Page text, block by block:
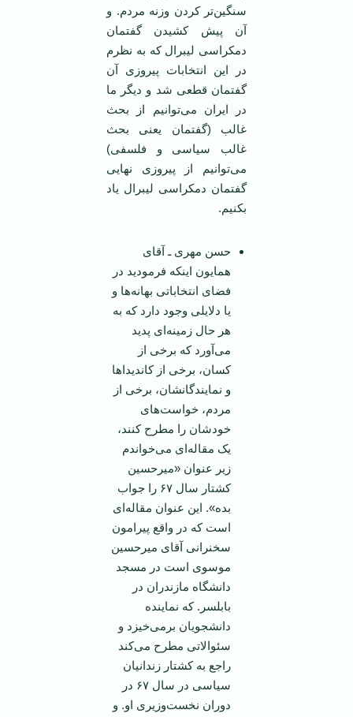
سنگین‌تر کردن وزنه مردم. و
آن پیش کشیدن گفتمان
دمکراسی لیبرال که به نظرم
در این انتخابات پیروزی آن
گفتمان قطعی شد و دیگر ما
در ایران می‌توانیم از بحث
غالب (گفتمان یعنی بحث
غالب سیاسی و فلسفی)
می‌توانیم از پیروزی نهایی
گفتمان دمکراسی لیبرال یاد
بکنیم.
حسن مهری ـ آقای
همایون اینکه فرمودید در
فضای انتخاباتی بهانه‌ها و
یا دلایلی وجود دارد که به
هر حال زمینه‌ای پدید
می‌آورد که برخی از
کسان، برخی از کاندیدا‌ها
و نمایندگانشان، برخی از
مردم، خواست‌های
خودشان را مطرح کنند،
یک مقاله‌ای می‌خواندم
زیر عنوان «میرحسین
کشتار سال ۶۷ را جواب
بده». این عنوان مقاله‌ای
است که در واقع پیرامون
سخنرانی آقای میرحسین
موسوی است در مسجد
دانشگاه مازندران در
بابلسر. که نماینده
دانشجویان برمی‌خیزد و
سئوالاتی مطرح می‌کند
راجع به کشتار زندانیان
سیاسی در سال ۶۷ در
دوران نخست‌وزیری او. و